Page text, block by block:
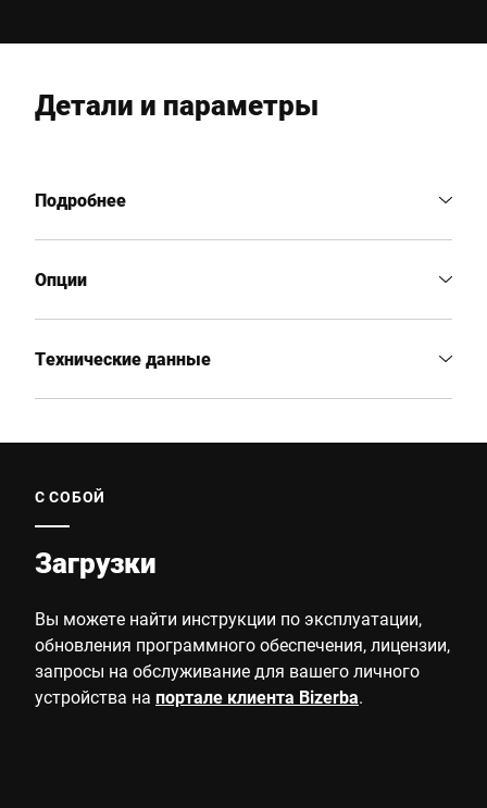
Детали и параметры
Подробнее
Опции
Технические данные
С СОБОЙ
Загрузки
Вы можете найти инструкции по эксплуатации,
обновления программного обеспечения, лицензии,
запросы на обслуживание для вашего личного
устройства на портале клиента Bizerba.